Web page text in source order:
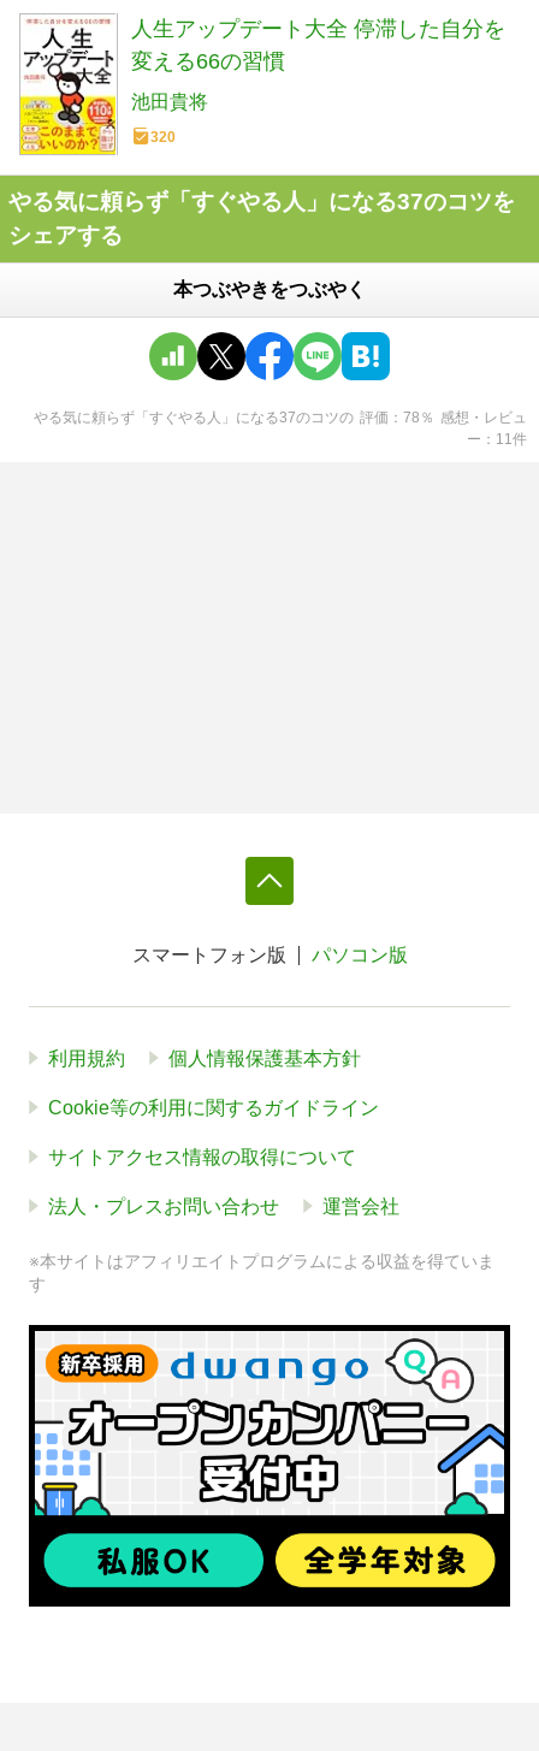
人生アップデート大全 停滞した自分を
変える66の習慣
池田貴将
320
やる気に頼らず「すぐやる人」になる37のコツを
シェアする
本つぶやきをつぶやく
やる気に頼らず「すぐやる人」になる37のコツの 評価 78 ％ 感想・レビュ
ー
11 件
スマートフォン版 パソコン版
利用規約 個人情報保護基本方針
Cookie等の利用に関するガイドライン
サイトアクセス情報の取得について
法人・プレスお問い合わせ 運営会社
※本サイトはアフィリエイトプログラムによる収益を得ていま
す